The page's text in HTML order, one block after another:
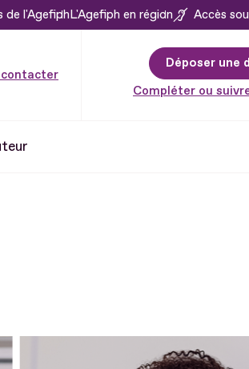
de l'AgefiphL'Agefiph en région Accès
contacter
Déposer une
Compléter ou